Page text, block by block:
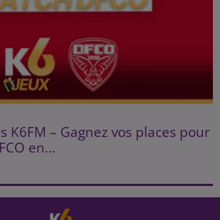
K6FM – Gagnez vos places pour
en...